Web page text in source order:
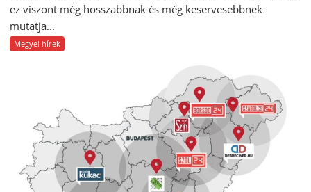
ez viszont még hosszabbnak és még keservesebbnek
mutatja...
Megyei hírek